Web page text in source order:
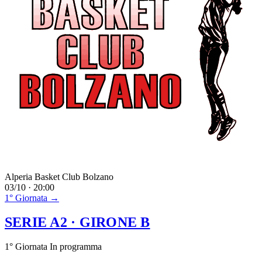
Alperia Basket Club Bolzano
03/10 · 20:00
1° Giornata →
SERIE A2 · GIRONE B
1° Giornata In programma